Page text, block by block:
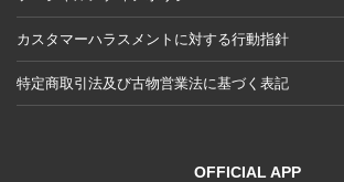
カスタマーハラスメントに対する行動指針
特定商取引法及び古物営業法に基づく表記
OFFICIAL APP